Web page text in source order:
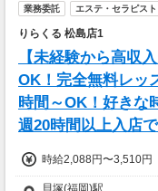
業務委託 エステ・セラピスト
りらくる 松島店1
【未経験から高収
OK！完全無料レッ
時間～OK！好きな
週20時間以上入店
時給2,088円〜3,510円
貝塚(福岡)駅